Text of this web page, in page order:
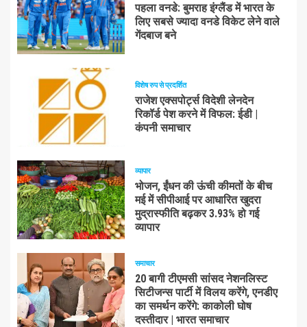
पहला वनडे: बुमराह इंग्लैंड में भारत के
लिए सबसे ज्यादा वनडे विकेट लेने वाले
गेंदबाज बने
विशेष रुप से प्रदर्शित
राजेश एक्सपोर्ट्स विदेशी लेनदेन
रिकॉर्ड पेश करने में विफल: ईडी |
कंपनी समाचार
व्यापार
भोजन, ईंधन की ऊंची कीमतों के बीच
मई में सीपीआई पर आधारित खुदरा
मुद्रास्फीति बढ़कर 3.93% हो गई
व्यापार
समाचार
20 बागी टीएमसी सांसद नेशनलिस्ट
सिटीजन्स पार्टी में विलय करेंगे, एनडीए
का समर्थन करेंगे: काकोली घोष
दस्तीदार | भारत समाचार